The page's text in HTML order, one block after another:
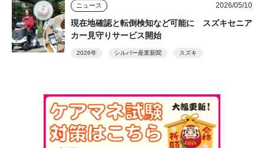
ニュース 2026/05/10
現在地確認と転倒検知など可能に スズキセニア
カー見守りサービス開始
2026年 シルバー産業新聞 スズキ